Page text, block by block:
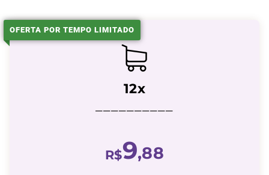
12x
R$9,88
OFERTA POR TEMPO LIMITADO